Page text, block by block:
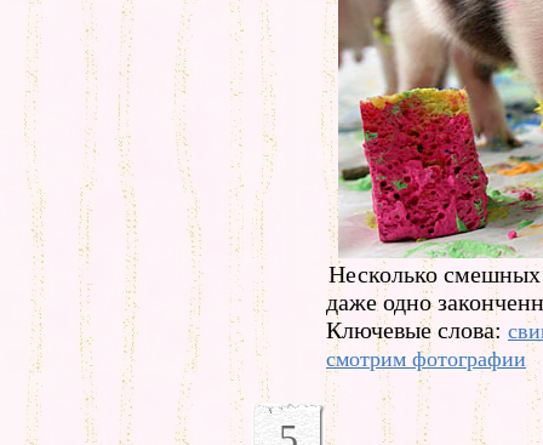
Несколько
даже одно
Ключевые слова:
смотрим фотографии